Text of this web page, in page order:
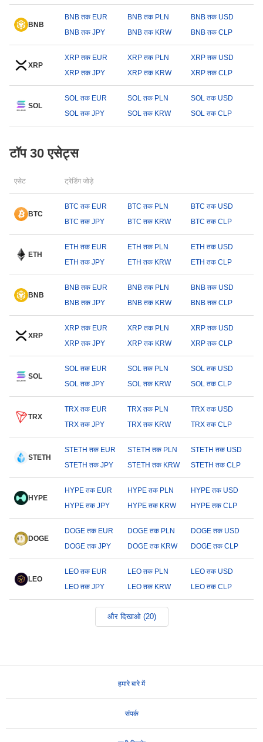
BNB
BNB तक EUR BNB तक PLN
BNB तक USD
BNB तक JPY
BNB तक KRW BNB तक CLP
XRP
XRP तक EUR XRP तक PLN
XRP तक USD
XRP तक JPY
XRP तक KRW XRP तक CLP
SOL
SOL तक EUR SOL तक PLN
SOL तक USD
SOL तक JPY
SOL तक KRW SOL तक CLP
टॉप 30 एसेट्स
एसेट ट्रेडिंग जोड़े
BTC
BTC तक EUR BTC तक PLN
BTC तक USD
BTC तक JPY
BTC तक KRW BTC तक CLP
ETH
ETH तक EUR ETH तक PLN
ETH तक USD
ETH तक JPY
ETH तक KRW ETH तक CLP
BNB
BNB तक EUR BNB तक PLN
BNB तक USD
BNB तक JPY
BNB तक KRW BNB तक CLP
XRP
XRP तक EUR XRP तक PLN
XRP तक USD
XRP तक JPY
XRP तक KRW XRP तक CLP
SOL
SOL तक EUR SOL तक PLN
SOL तक USD
SOL तक JPY
SOL तक KRW SOL तक CLP
TRX
TRX तक EUR TRX तक PLN
TRX तक USD
TRX तक JPY
TRX तक KRW TRX तक CLP
STETH
STETH तक EUR STETH तक PLN
STETH तक USD
STETH तक JPY
STETH तक KRW STETH तक CLP
HYPE
HYPE तक EUR HYPE तक PLN
HYPE तक USD
HYPE तक JPY
HYPE तक KRW HYPE तक CLP
DOGE
DOGE तक EUR DOGE तक PLN
DOGE तक USD
DOGE तक JPY
DOGE तक KRW DOGE तक CLP
LEO
LEO तक EUR LEO तक PLN
LEO तक USD
LEO तक JPY
LEO तक KRW LEO तक CLP
और दिखाओ (20)
हमारे बारे में
संपर्क